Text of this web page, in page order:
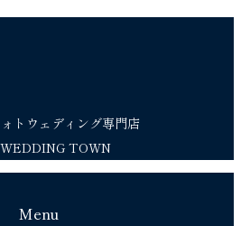
トウェディング専門店
TOWN
Menu